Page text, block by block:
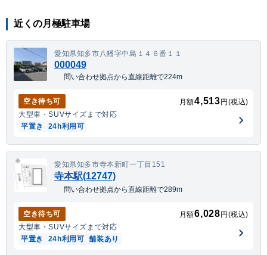
近くの月極駐車場
愛知県知多市八幡字中島１４６番１１
000049
問い合わせ拠点から直線距離で224m
空き待ち可 月額4,513 円(税込)
大型車・SUVサイズまで対応
平置き
24h利用可
愛知県知多市寺本新町一丁目151
寺本駅(12747)
問い合わせ拠点から直線距離で289m
空き待ち可 月額6,028 円(税込)
大型車・SUVサイズまで対応
平置き
24h利用可 舗装あり